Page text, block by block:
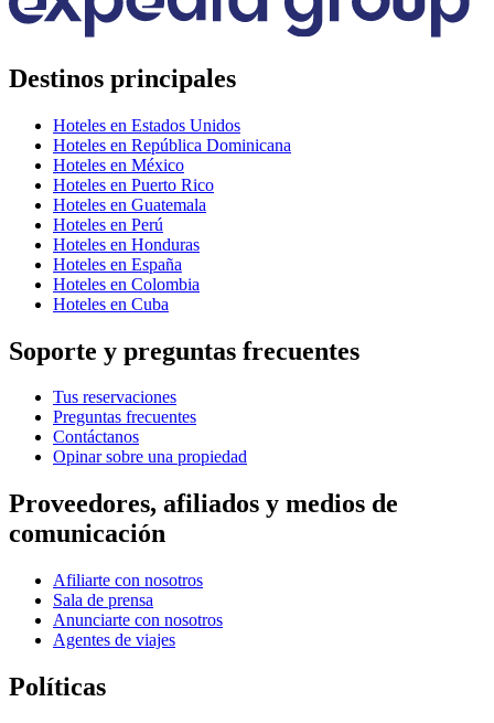
Destinos principales
Hoteles en Estados Unidos
Hoteles en República Dominicana
Hoteles en México
Hoteles en Puerto Rico
Hoteles en Guatemala
Hoteles en Perú
Hoteles en Honduras
Hoteles en España
Hoteles en Colombia
Hoteles en Cuba
Soporte y preguntas frecuentes
Tus reservaciones
Preguntas frecuentes
Contáctanos
Opinar sobre una propiedad
Proveedores, afiliados y medios de
comunicación
Afiliarte con nosotros
Sala de prensa
Anunciarte con nosotros
Agentes de viajes
Políticas